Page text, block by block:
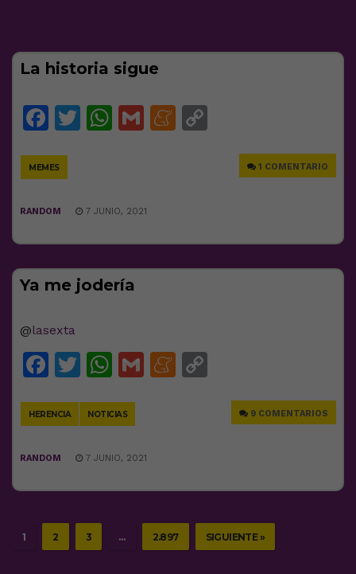
La historia sigue
Facebook
Twitter
WhatsApp
GmailMeneame
MEMES 1 COMENTARIO
RANDOM 7 JUNIO, 2021
Ya me jodería
@lasexta
Facebook
Twitter
WhatsApp
GmailMeneame
HERENCIA NOTICIAS 9 COMENTARIOS
RANDOM 7 JUNIO, 2021
1 2 3 … 2.897 SIGUIENTE »